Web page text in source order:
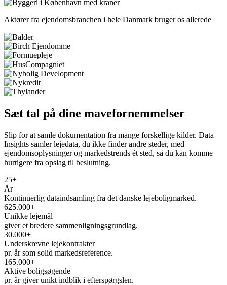
Aktører fra ejendomsbranchen i hele Danmark bruger os allerede
Sæt tal på dine mavefornemmelser
Slip for at samle dokumentation fra mange forskellige kilder. Data
Insights samler lejedata, du ikke finder andre steder, med
ejendomsoplysninger og markedstrends ét sted, så du kan komme
hurtigere fra opslag til beslutning.
25+
År
Kontinuerlig dataindsamling fra det danske lejeboligmarked.
625.000+
Unikke lejemål
giver et bredere sammenligningsgrundlag.
30.000+
Underskrevne lejekontrakter
pr. år som solid markedsreference.
165.000+
Aktive boligsøgende
pr. år giver unikt indblik i efterspørgslen.